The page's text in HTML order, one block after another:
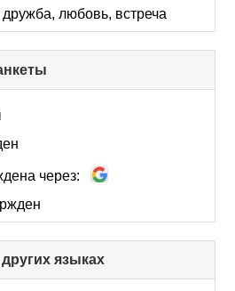
дружба, любовь, встреча
to
через:
языках
to